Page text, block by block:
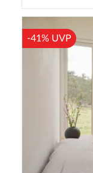
-41% UVP